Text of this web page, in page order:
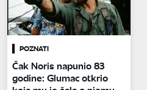
POZNATI
Čak Noris napunio 83
godine: Glumac otkrio